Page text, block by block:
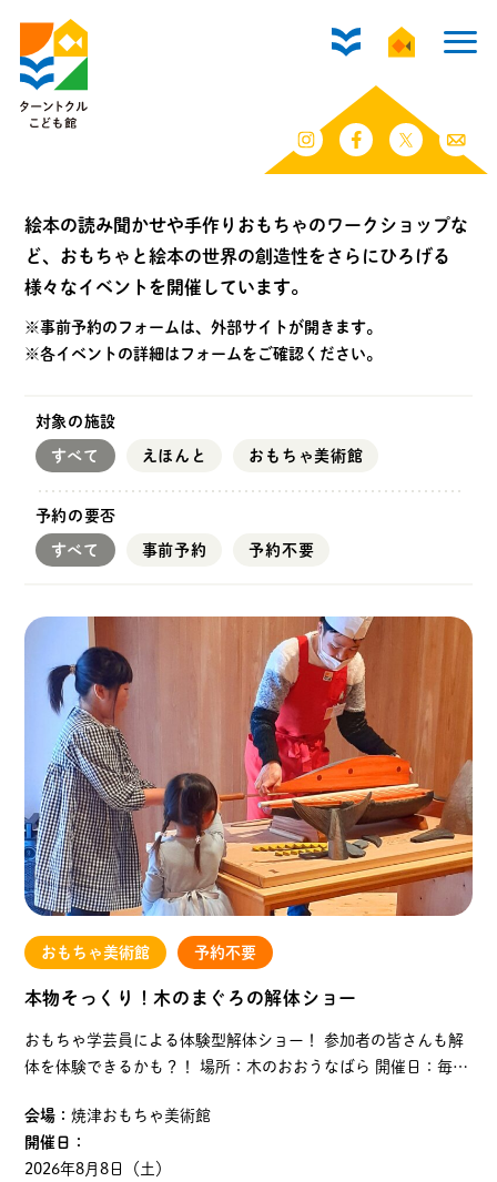
姉さま人形をつくろう
ANESAMA_YAIZU
絵本の読み聞かせや手作りおもちゃのワークショップな
ど、おもちゃと絵本の世界の創造性をさらにひろげる
様々なイベントを開催しています。
※事前予約のフォームは、外部サイトが開きます。
※各イベントの詳細はフォームをご確認ください。
対象の施設
すべて えほんと おもちゃ美術館
予約の要否
すべて 事前予約 予約不要
おもちゃ美術館 予約不要
本物そっくり！木のまぐろの解体ショー
おもちゃ学芸員による体験型解体ショー！ 参加者の皆さんも解
体を体験できるかも？！ 場所：木のおおうなばら 開催日：毎週
15：45
会場： 焼津おもちゃ美術館
開催日：
2026年8月8日（土）